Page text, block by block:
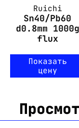
Ruichi
Sn40/Pb60
d0.8mm 1000g
flux
Показать
цену